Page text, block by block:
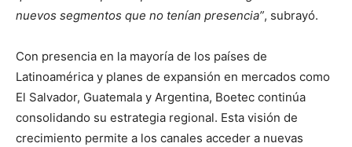
nuevos segmentos que no tenían presencia”, subrayó.
Con presencia en la mayoría de los países de
Latinoamérica y planes de expansión en mercados como
El Salvador, Guatemala y Argentina, Boetec continúa
consolidando su estrategia regional. Esta visión de
crecimiento permite a los canales acceder a nuevas